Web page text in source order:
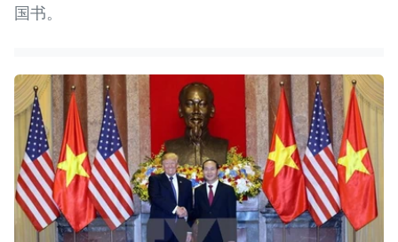
国书。